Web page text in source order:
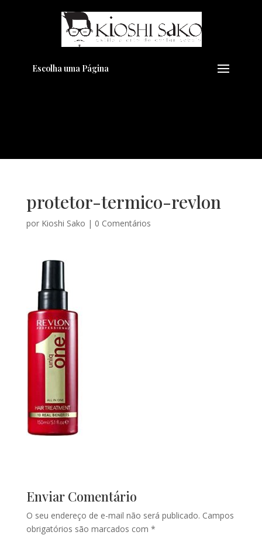
Escolha uma Página
protetor-termico-revlon
por Kioshi Sako | 0 Comentários
Enviar Comentário
O seu endereço de e-mail não será publicado. Campos
obrigatórios são marcados com *
Pensando em transformar seu
Visual??